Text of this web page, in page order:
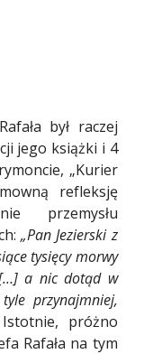
był raczej
jego książki i 4
„Kurier
refleksję
przemysłu
„Pan Jezierski z
tysięcy morwy
a nic dotąd w
przynajmniej,
Istotnie, próżno
Rafała na tym